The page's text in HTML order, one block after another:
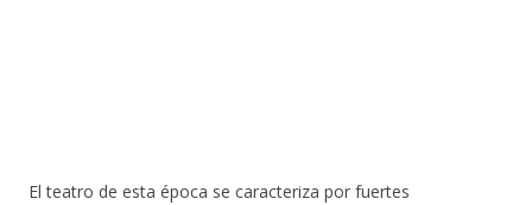
El teatro de esta época se caracteriza por fuertes